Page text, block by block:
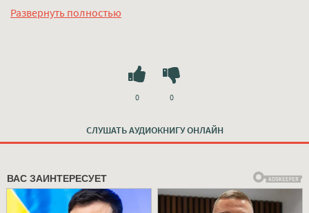
на лучшем сайте
Развернуть полностью
СЛУШАТЬ АУДИОКНИГУ ОНЛАЙН
0 0